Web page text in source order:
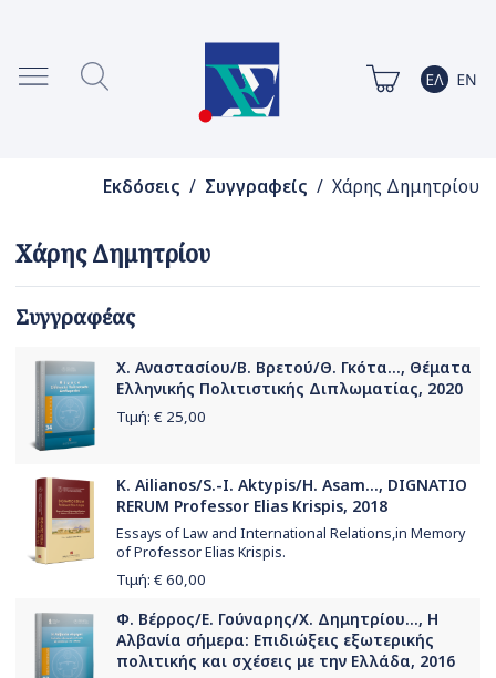
Εκδόσεις / Συγγραφείς / Χάρης Δημητρίου
Χάρης Δημητρίου
Συγγραφέας
Χ. Αναστασίου/Β. Βρετού/Θ. Γκότα..., Θέματα
Ελληνικής Πολιτιστικής Διπλωματίας, 2020
Τιμή: € 25,00
K. Ailianos/S.-I. Aktypis/H. Asam..., DIGNATIO
RERUM Professor Elias Krispis, 2018
Essays of Law and International Relations,in Memory
of Professor Elias Krispis.
Τιμή: € 60,00
Φ. Βέρρος/Ε. Γούναρης/Χ. Δημητρίου..., Η
Αλβανία σήμερα: Επιδιώξεις εξωτερικής
πολιτικής και σχέσεις με την Ελλάδα, 2016